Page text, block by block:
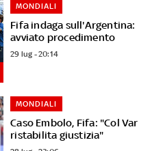
Fifa indaga sull'Argentina:
avviato procedimento
MONDIALI
29 lug - 20:14
Caso Embolo, Fifa: "Col Var
ristabilita giustizia"
MONDIALI